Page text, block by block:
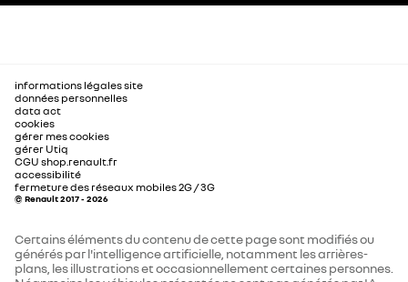
informations légales site
données personnelles
data act
cookies
gérer mes cookies
gérer Utiq
CGU shop.renault.fr
accessibilité
fermeture des réseaux mobiles 2G / 3G
© Renault 2017 - 2026
Certains éléments du contenu de cette page sont modifiés ou
générés par l'intelligence artificielle, notamment les arrières-
plans, les illustrations et occasionnellement certaines personnes.